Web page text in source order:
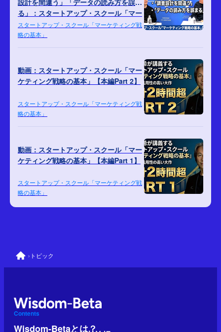
設計を間違う」「データの読み方を誤ま
る」：スタートアップ・スクール「マー
ケティング戦略の基本」【対談Part 1】
スタートアップ・スクール「マーケティング戦
略の基本」
動画：スタートアップ・スクール「マー
ケティング戦略の基本」【本編Part 2】
スタートアップ・スクール「マーケティング戦
略の基本」
動画：スタートアップ・スクール「マー
ケティング戦略の基本」【本編Part 1】
スタートアップ・スクール「マーケティング戦
略の基本」
› トピック
Contents
Wisdom-Betaとは？